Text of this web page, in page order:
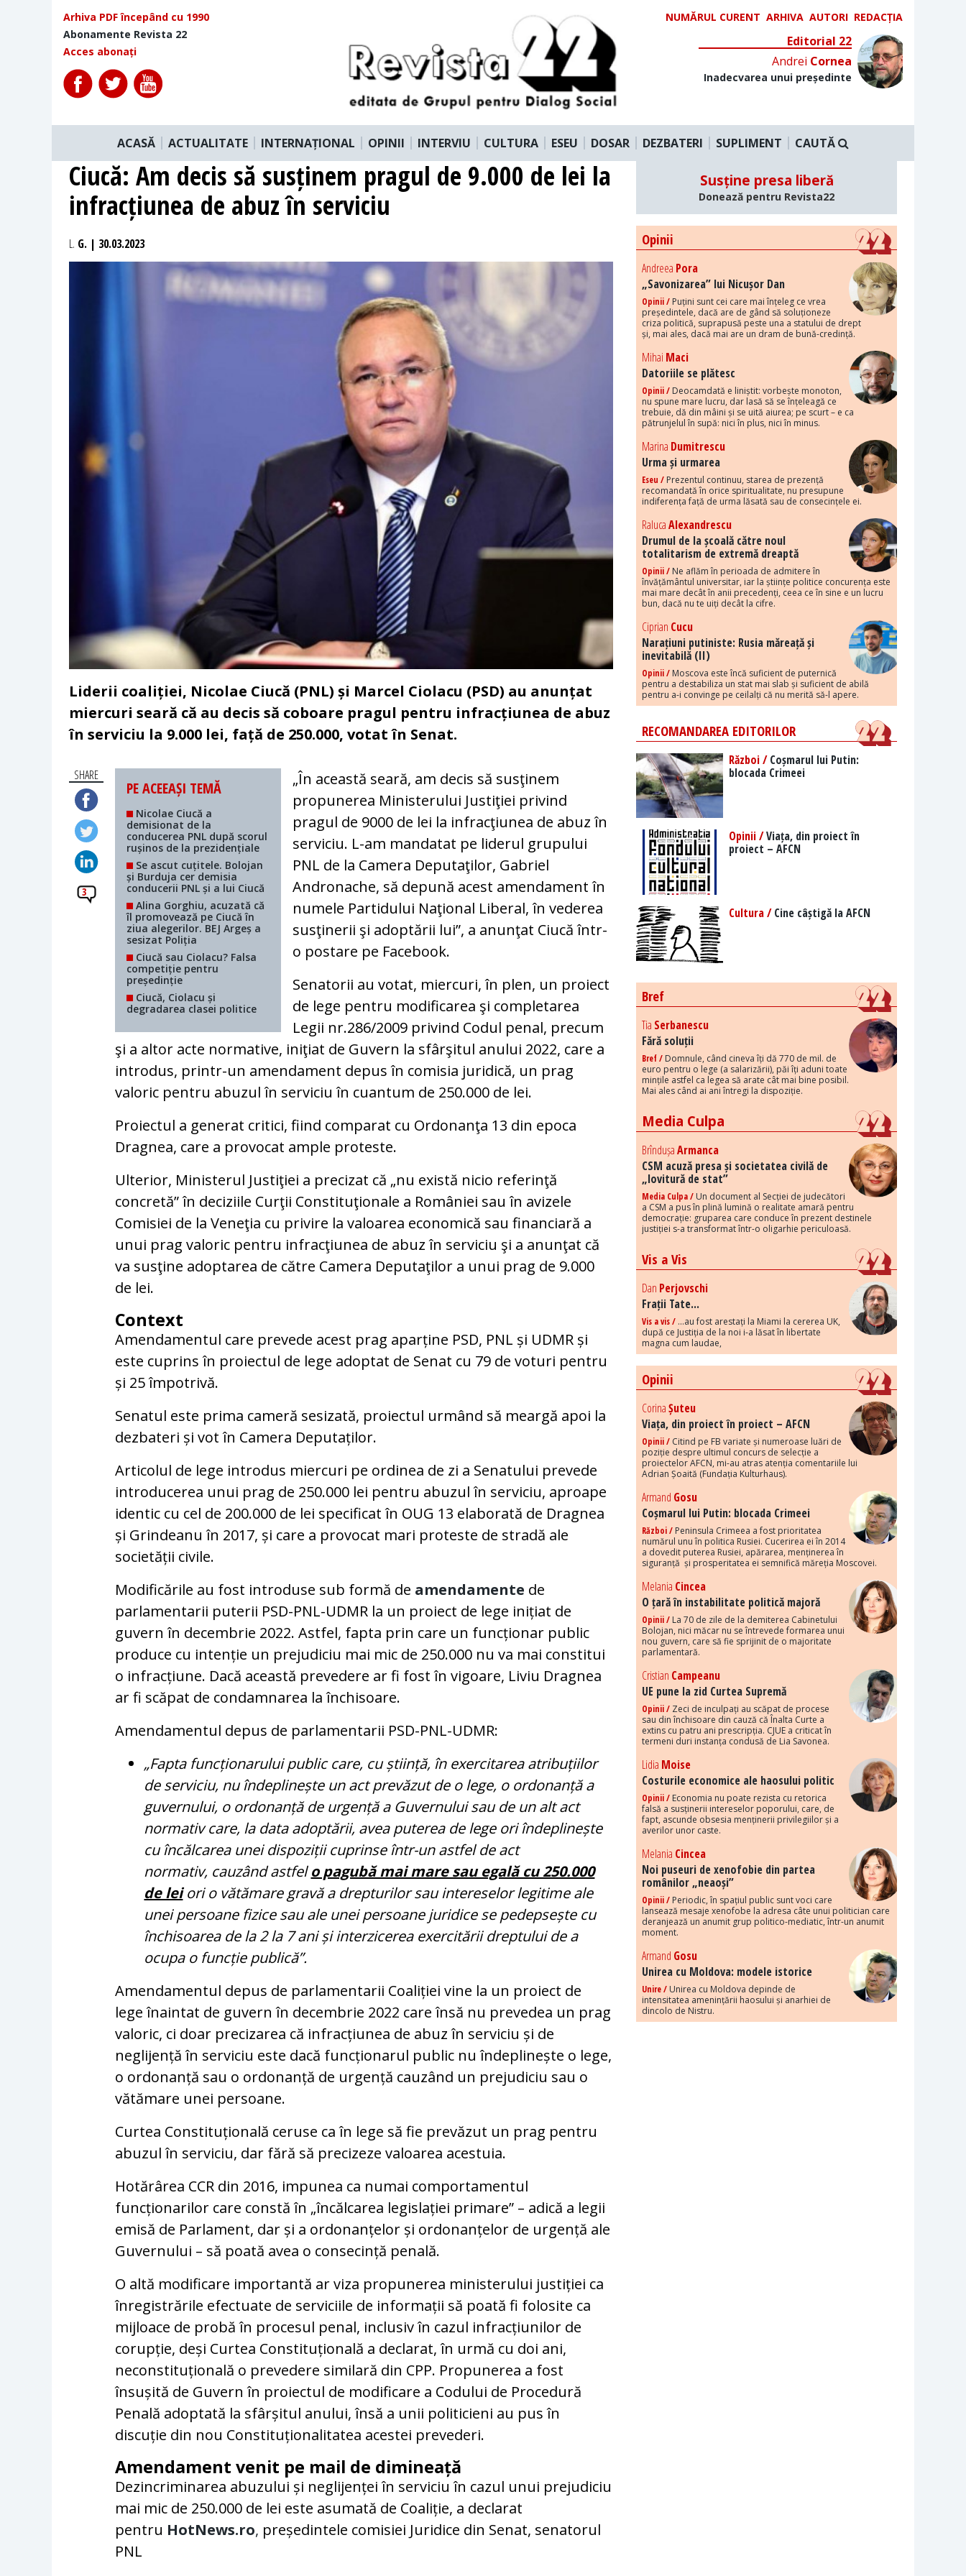
Arhiva PDF începând cu 1990
Abonamente Revista 22
Acces abonați
NUMĂRUL CURENT ARHIVA AUTORI REDACȚIA
Editorial 22
Andrei Cornea
Inadecvarea unui președinte
ACASĂ ACTUALITATE INTERNAȚIONAL OPINII INTERVIU CULTURA ESEU DOSAR DEZBATERI SUPLIMENT CAUTĂ
Ciucă: Am decis să susținem pragul de 9.000 de lei la
infracțiunea de abuz în serviciu
L. G. | 30.03.2023
Liderii coaliției, Nicolae Ciucă (PNL) și Marcel Ciolacu (PSD) au anunțat
miercuri seară că au decis să coboare pragul pentru infracțiunea de abuz
în serviciu la 9.000 lei, față de 250.000, votat în Senat.
SHARE
3
PE ACEEAȘI TEMĂ
Nicolae Ciucă a
demisionat de la
conducerea PNL după scorul
rușinos de la prezidențiale
Se ascut cuțitele. Bolojan
și Burduja cer demisia
conducerii PNL și a lui Ciucă
Alina Gorghiu, acuzată că
îl promovează pe Ciucă în
ziua alegerilor. BEJ Argeș a
sesizat Poliția
Ciucă sau Ciolacu? Falsa
competiție pentru
președinție
Ciucă, Ciolacu și
degradarea clasei politice
„În această seară, am decis să susţinem
propunerea Ministerului Justiţiei privind
pragul de 9000 de lei la infracţiunea de abuz în
serviciu. L-am mandatat pe liderul grupului
PNL de la Camera Deputaţilor, Gabriel
Andronache, să depună acest amendament în
numele Partidului Naţional Liberal, în vederea
susţinerii şi adoptării lui”, a anunţat Ciucă într-
o postare pe Facebook.
Senatorii au votat, miercuri, în plen, un proiect
de lege pentru modificarea şi completarea
Legii nr.286/2009 privind Codul penal, precum
şi a altor acte normative, iniţiat de Guvern la sfârşitul anului 2022, care a
introdus, printr-un amendament depus în comisia juridică, un prag
valoric pentru abuzul în serviciu în cuantum de 250.000 de lei.
Proiectul a generat critici, fiind comparat cu Ordonanţa 13 din epoca
Dragnea, care a provocat ample proteste.
Ulterior, Ministerul Justiţiei a precizat că „nu există nicio referinţă
concretă” în deciziile Curţii Constituţionale a României sau în avizele
Comisiei de la Veneţia cu privire la valoarea economică sau financiară a
unui prag valoric pentru infracţiunea de abuz în serviciu şi a anunţat că
va susţine adoptarea de către Camera Deputaţilor a unui prag de 9.000
de lei.
Context
Amendamentul care prevede acest prag aparține PSD, PNL și UDMR și
este cuprins în proiectul de lege adoptat de Senat cu 79 de voturi pentru
și 25 împotrivă.
Senatul este prima cameră sesizată, proiectul urmând să meargă apoi la
dezbateri și vot în Camera Deputaților.
Articolul de lege introdus miercuri pe ordinea de zi a Senatului prevede
introducerea unui prag de 250.000 lei pentru abuzul în serviciu, aproape
identic cu cel de 200.000 de lei specificat în OUG 13 elaborată de Dragnea
și Grindeanu în 2017, și care a provocat mari proteste de stradă ale
societății civile.
Modificările au fost introduse sub formă de amendamente de
parlamentarii puterii PSD-PNL-UDMR la un proiect de lege inițiat de
guvern în decembrie 2022. Astfel, fapta prin care un funcționar public
produce cu intenție un prejudiciu mai mic de 250.000 nu va mai constitui
o infracțiune. Dacă această prevedere ar fi fost în vigoare, Liviu Dragnea
ar fi scăpat de condamnarea la închisoare.
Amendamentul depus de parlamentarii PSD-PNL-UDMR:
„Fapta funcționarului public care, cu știință, în exercitarea atribuțiilor
de serviciu, nu îndeplinește un act prevăzut de o lege, o ordonanță a
guvernului, o ordonanță de urgență a Guvernului sau de un alt act
normativ care, la data adoptării, avea puterea de lege ori îndeplinește
cu încălcarea unei dispoziții cuprinse într-un astfel de act
normativ, cauzând astfelo pagubă mai mare sau egală cu 250.000
de leiori o vătămare gravă a drepturilor sau intereselor legitime ale
unei persoane fizice sau ale unei persoane juridice se pedepsește cu
închisoarea de la 2 la 7 ani și interzicerea exercitării dreptului de a
ocupa o funcție publică”.
Amendamentul depus de parlamentarii Coaliției vine la un proiect de
lege înaintat de guvern în decembrie 2022 care însă nu prevedea un prag
valoric, ci doar precizarea că infracțiunea de abuz în serviciu și de
neglijență în serviciu este dacă funcționarul public nu îndeplinește o lege,
o ordonanță sau o ordonanță de urgență cauzând un prejudiciu sau o
vătămare unei persoane.
Curtea Constituțională ceruse ca în lege să fie prevăzut un prag pentru
abuzul în serviciu, dar fără să precizeze valoarea acestuia.
Hotărârea CCR din 2016, impunea ca numai comportamentul
funcționarilor care constă în „încălcarea legislației primare” – adică a legii
emisă de Parlament, dar și a ordonanțelor și ordonanțelor de urgență ale
Guvernului – să poată avea o consecință penală.
O altă modificare importantă ar viza propunerea ministerului justiției ca
înregistrările efectuate de serviciile de informații să poată fi folosite ca
mijloace de probă în procesul penal, inclusiv în cazul infracțiunilor de
corupție, deși Curtea Constituțională a declarat, în urmă cu doi ani,
neconstituțională o prevedere similară din CPP. Propunerea a fost
însușită de Guvern în proiectul de modificare a Codului de Procedură
Penală adoptată la sfârșitul anului, însă a unii politicieni au pus în
discuție din nou Constituționalitatea acestei prevederi.
Amendament venit pe mail de dimineață
Dezincriminarea abuzului și neglijenței în serviciu în cazul unui prejudiciu
mai mic de 250.000 de lei este asumată de Coaliție, a declarat
pentru HotNews.ro, președintele comisiei Juridice din Senat, senatorul
PNL
Susține presa liberă
Donează pentru Revista22
Opinii
Andreea Pora
„Savonizarea” lui Nicușor Dan
Opinii / Puțini sunt cei care mai înțeleg ce vrea
președintele, dacă are de gând să soluționeze
criza politică, suprapusă peste una a statului de drept
și, mai ales, dacă mai are un dram de bună-credință.
Mihai Maci
Datoriile se plătesc
Opinii / Deocamdată e liniștit: vorbește monoton,
nu spune mare lucru, dar lasă să se înțeleagă ce
trebuie, dă din mâini și se uită aiurea; pe scurt – e ca
pătrunjelul în supă: nici în plus, nici în minus.
Marina Dumitrescu
Urma și urmarea
Eseu / Prezentul continuu, starea de prezență
recomandată în orice spiritualitate, nu presupune
indiferența față de urma lăsată sau de consecințele ei.
RalucaAlexandrescu
Drumul de la școală către noul
totalitarism de extremă dreaptă
Opinii / Ne aflăm în perioada de admitere în
învățământul universitar, iar la științe politice concurența este
mai mare decât în anii precedenți, ceea ce în sine e un lucru
bun, dacă nu te uiți decât la cifre.
Ciprian Cucu
Narațiuni putiniste: Rusia măreață și
inevitabilă (II)
Opinii / Moscova este încă suficient de puternică
pentru a destabiliza un stat mai slab și suficient de abilă
pentru a-i convinge pe ceilalți că nu merită să-l apere.
RECOMANDAREA EDITORILOR
Război /Coșmarul lui Putin:
blocada Crimeei
Opinii /Viața, din proiect în
proiect – AFCN
Cultura /Cine câștigă la AFCN
Bref
Tia Serbanescu
Fără soluții
Bref / Domnule, când cineva îți dă 770 de mil. de
euro pentru o lege (a salarizării), păi îți aduni toate
mințile astfel ca legea să arate cât mai bine posibil.
Mai ales când ai ani întregi la dispoziție.
Media Culpa
BrîndușaArmanca
CSM acuză presa și societatea civilă de
„lovitură de stat”
Media Culpa / Un document al Secției de judecători
a CSM a pus în plină lumină o realitate amară pentru
democrație: gruparea care conduce în prezent destinele
justiției s-a transformat într-o oligarhie periculoasă.
Vis a Vis
Dan Perjovschi
Frații Tate...
Vis a vis / ...au fost arestați la Miami la cererea UK,
după ce Justiția de la noi i-a lăsat în libertate
magna cum laudae,
Opinii
CorinaȘuteu
Viața, din proiect în proiect – AFCN
Opinii / Citind pe FB variate și numeroase luări de
poziție despre ultimul concurs de selecție a
proiectelor AFCN, mi-au atras atenția comentariile lui
Adrian Șoaită (Fundația Kulturhaus).
Armand Gosu
Coșmarul lui Putin: blocada Crimeei
Război / Peninsula Crimeea a fost prioritatea
numărul unu în politica Rusiei. Cucerirea ei în 2014
a dovedit puterea Rusiei, apărarea, menținerea în
siguranță și prosperitatea ei semnifică măreția Moscovei.
Melania Cincea
O țară în instabilitate politică majoră
Opinii / La 70 de zile de la demiterea Cabinetului
Bolojan, nici măcar nu se întrevede formarea unui
nou guvern, care să fie sprijinit de o majoritate
parlamentară.
Cristian Campeanu
UE pune la zid Curtea Supremă
Opinii / Zeci de inculpați au scăpat de procese
sau din închisoare din cauză că Înalta Curte a
extins cu patru ani prescripția. CJUE a criticat în
termeni duri instanța condusă de Lia Savonea.
Lidia Moise
Costurile economice ale haosului politic
Opinii / Economia nu poate rezista cu retorica
falsă a susținerii intereselor poporului, care, de
fapt, ascunde obsesia menținerii privilegiilor și a
averilor unor caste.
Melania Cincea
Noi puseuri de xenofobie din partea
românilor „neaoși”
Opinii / Periodic, în spațiul public sunt voci care
lansează mesaje xenofobe la adresa câte unui politician care
deranjează un anumit grup politico-mediatic, într-un anumit
moment.
Armand Gosu
Unirea cu Moldova: modele istorice
Unire / Unirea cu Moldova depinde de
intensitatea amenințării haosului și anarhiei de
dincolo de Nistru.